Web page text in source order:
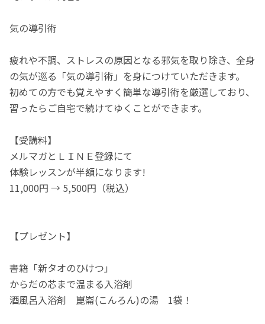
気の導引術
疲れや不調、ストレスの原因となる邪気を取り除き、全身
の気が巡る「気の導引術」を身につけていただきます。
初めての方でも覚えやすく簡単な導引術を厳選しており、
習ったらご自宅で続けてゆくことができます。
【受講料】
メルマガとＬＩＮＥ登録にて
体験レッスンが半額になります!
11,000円 → 5,500円（税込）
【プレゼント】
書籍「新タオのひけつ」
からだの芯まで温まる入浴剤
酒風呂入浴剤 崑崙(こんろん)の湯 1袋！